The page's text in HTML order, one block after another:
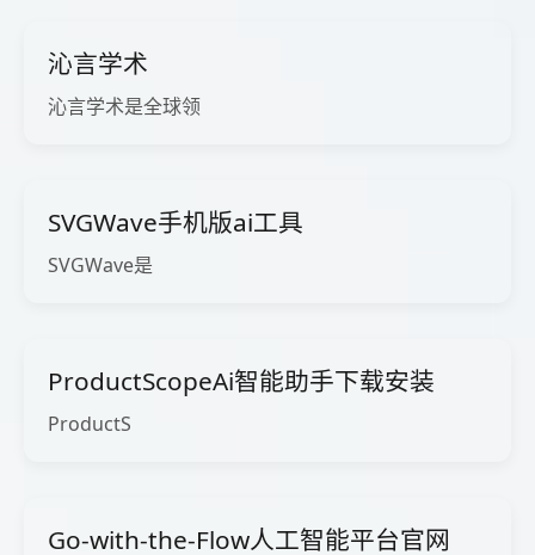
沁言学术
沁言学术是全球领
SVGWave手机版ai工具
SVGWave是
ProductScopeAi智能助手下载安装
ProductS
Go-with-the-Flow人工智能平台官网